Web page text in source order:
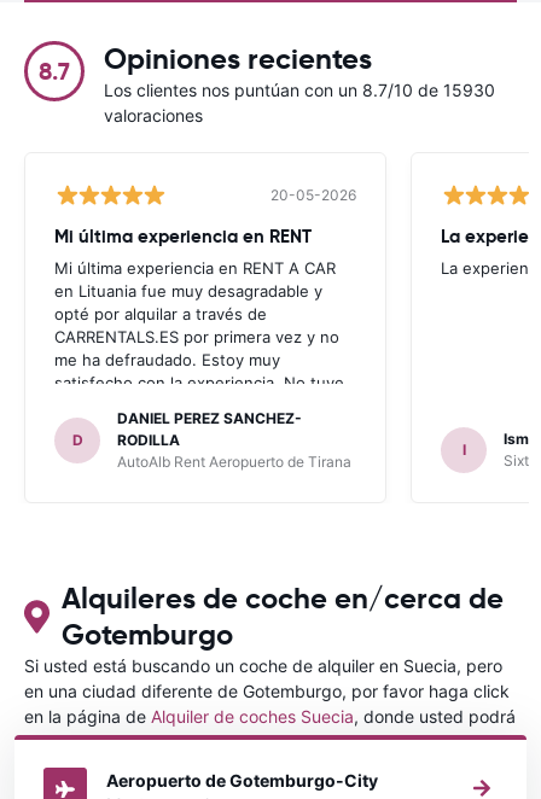
8.7 Opiniones recientes
Los clientes nos puntúan con un 8.7/10 de 15930
valoraciones
20-05-2026
Mi última experiencia en RENT
Mi última experiencia en RENT A CAR
en Lituania fue muy desagradable y
opté por alquilar a través de
CARRENTALS.ES por primera vez y no
me ha defraudado. Estoy muy
satisfecho con la experiencia. No tuve
invitaron a adquirir un seguro (como
había leído en varios blog). En mis
anteriores viajes nunca había alquilado
para ALBANIA
D
DANIEL PEREZ SANCHEZ-
RODILLA
AutoAlb Rent Aeropuerto de Tirana
La
La
I
Sixt
Alquileres de coche en/cerca de
Gotemburgo
Si usted está buscando un coche de alquiler en Suecia, pero
en una ciudad diferente de Gotemburgo, por favor haga click
en la página de Alquiler de coches Suecia, donde usted podrá
elegir en qué ciudad de Suecia desea alquilar un coche.
Aeropuerto de Gotemburgo-City